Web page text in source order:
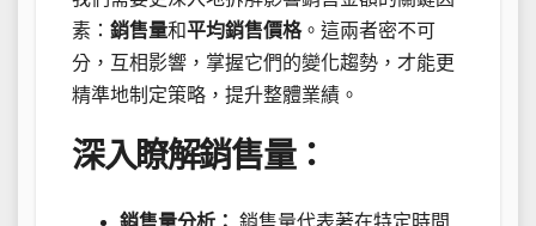
素： 銷售量和平均銷售價格。這兩者密不可
分，互相影響，掌握它們的變化趨勢，才能更
精準地制定策略，提升整體業績。
深入瞭解銷售量：
銷售量分析： 銷售量代表著在特定時間